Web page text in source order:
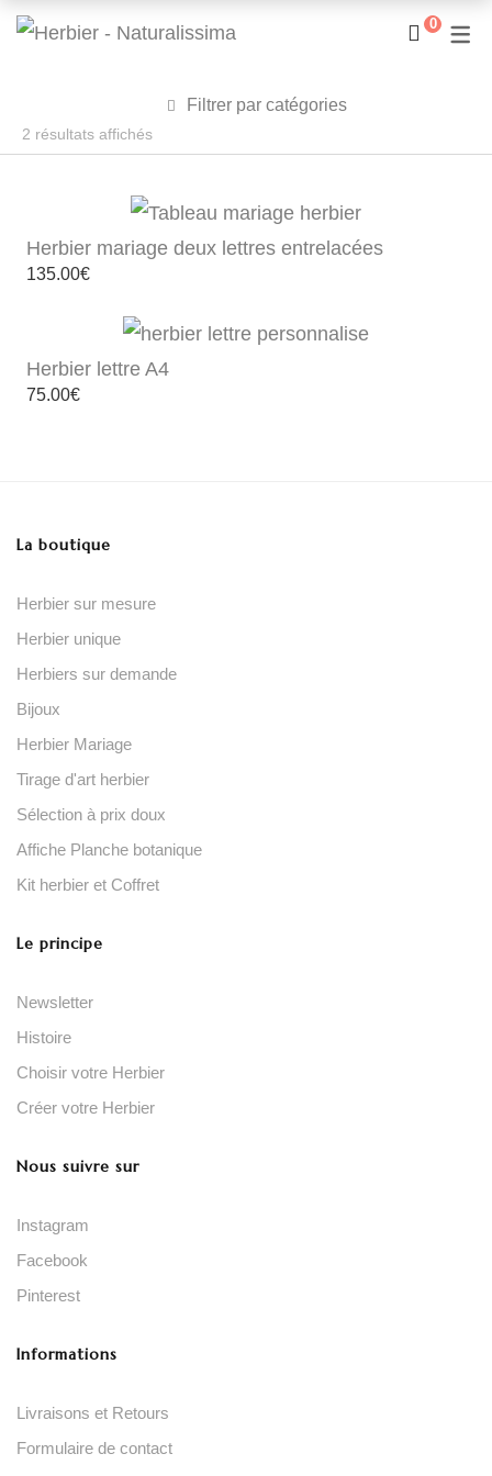
0
2 résultats affichésTrié
récent
au
Filtrer par catégories
Herbier mariage deux lettres entrelacées
135.00€
Herbier lettre A4
75.00€
La boutique
Herbier sur mesure
Herbier unique
Herbiers sur demande
Bijoux
Herbier Mariage
Tirage d'art herbier
Sélection à prix doux
Affiche Planche botanique
Kit herbier et Coffret
Le principe
Newsletter
Histoire
Choisir votre Herbier
Créer votre Herbier
Nous suivre sur
Instagram
Facebook
Pinterest
Informations
Livraisons et Retours
Formulaire de contact